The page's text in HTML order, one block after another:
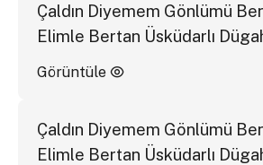
Çaldın Diyemem Gönlümü
Elimle Bertan Üsküdarlı
Görüntüle
Çaldın Diyemem Gönlümü
Elimle Bertan Üsküdarlı